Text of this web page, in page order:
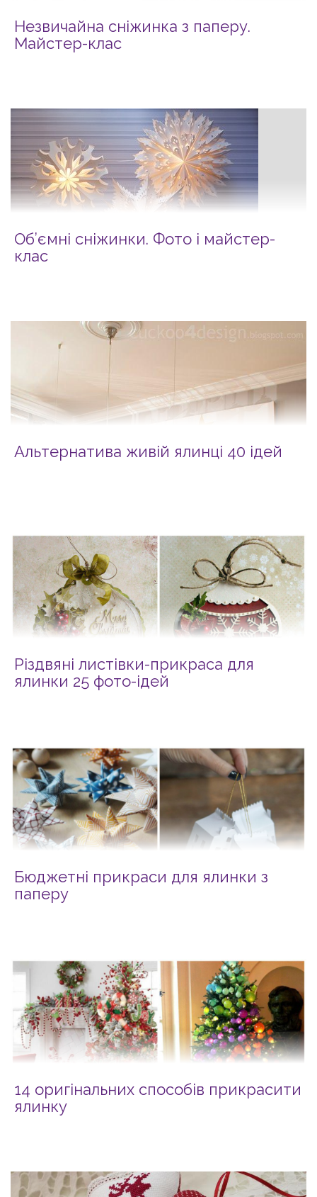
Незвичайна сніжинка з паперу.
Майстер-клас
Об’ємні сніжинки. Фото і майcтер-
клас
Альтернатива живій ялинці 40 ідей
Різдвяні листівки-прикраса для
ялинки 25 фото-ідей
Бюджетні прикраси для ялинки з
паперу
14 оригінальних способів прикрасити
ялинку